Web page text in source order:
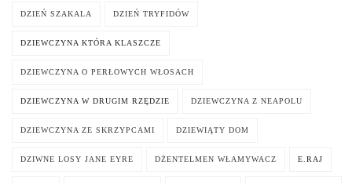
DZIEŃ SZAKALA DZIEŃ TRYFIDÓW
DZIEWCZYNA KTÓRA KLASZCZE
DZIEWCZYNA O PERŁOWYCH WŁOSACH
DZIEWCZYNA W DRUGIM RZĘDZIE DZIEWCZYNA Z NEAPOLU
DZIEWCZYNA ZE SKRZYPCAMI DZIEWIĄTY DOM
DZIWNE LOSY JANE EYRE DŻENTELMEN WŁAMYWACZ E.RAJ